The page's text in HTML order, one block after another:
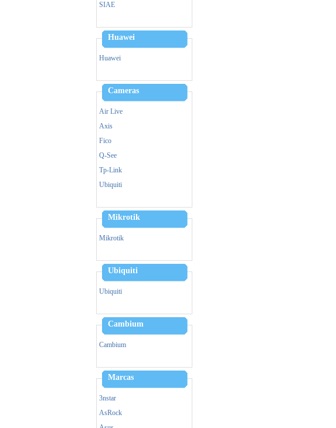
Notebook
Ups- Nobreak
Power Bank - Carregador
Simultaneo
Leitor Biometrico
Teclado
Ventiladores
Vga
Zebra
Triturador De Papel
SIAE
Huawei
Huawei
Cameras
Air Live
Axis
Fico
Q-See
Tp-Link
Ubiquiti
Mikrotik
Mikrotik
Ubiquiti
Ubiquiti
Cambium
Cambium
Marcas
3nstar
AsRock